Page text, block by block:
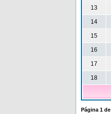
13
14
15
16
17
18
Página 1de